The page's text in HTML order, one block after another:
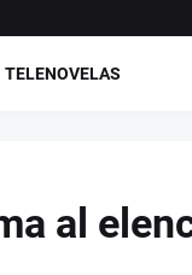
TELENOVELAS
al